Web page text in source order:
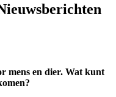
mens en dier. Wat kunt